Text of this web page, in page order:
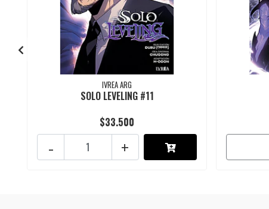
IVREA ARG
SOLO LEVELING #11
$33.500
+
-